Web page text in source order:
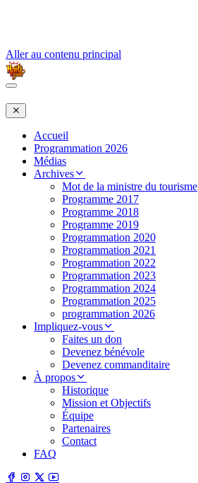
Aller au contenu principal
Accueil
Programmation 2026
Médias
Archives
Mot de la ministre du tourisme
Programme 2017
Programme 2018
Programme 2019
Programmation 2020
Programmation 2021
Programmation 2022
Programmation 2023
Programmation 2024
Programmation 2025
programmation 2026
Impliquez-vous
Faites un don
Devenez bénévole
Devenez commanditaire
À propos
Historique
Mission et Objectifs
Équipe
Partenaires
Contact
FAQ